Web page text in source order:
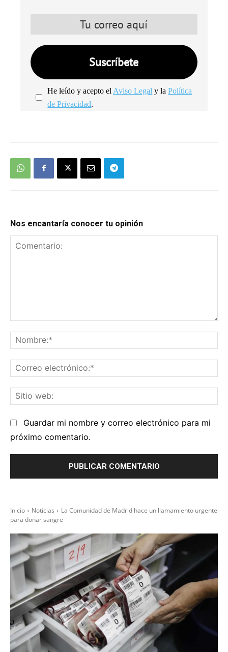
He leído y acepto el Aviso Legal y laPolítica
de Privacidad.
Nos encantaría conocer tu opinión
Guardar mi nombre y correo electrónico para mi
próximo comentario.